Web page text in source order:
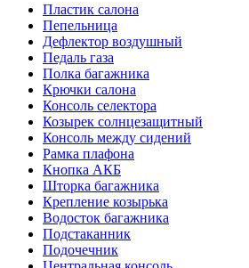
Пластик салона
Пепельница
Дефлектор воздушный
Педаль газа
Полка багажника
Крючки салона
Консоль селектора
Козырек солнцезащитный
Консоль между сидений
Рамка плафона
Кнопка АКБ
Шторка багажника
Крепление козырька
Водосток багажника
Подстаканник
Подочечник